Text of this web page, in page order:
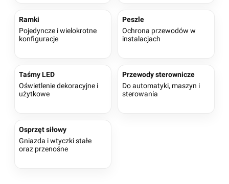
Ramki
Pojedyncze i wielokrotne
konfiguracje
Peszle
Ochrona przewodów w
instalacjach
Taśmy LED
Oświetlenie dekoracyjne i
użytkowe
Przewody sterownicze
Do automatyki, maszyn i
sterowania
Osprzęt siłowy
Gniazda i wtyczki stałe
oraz przenośne